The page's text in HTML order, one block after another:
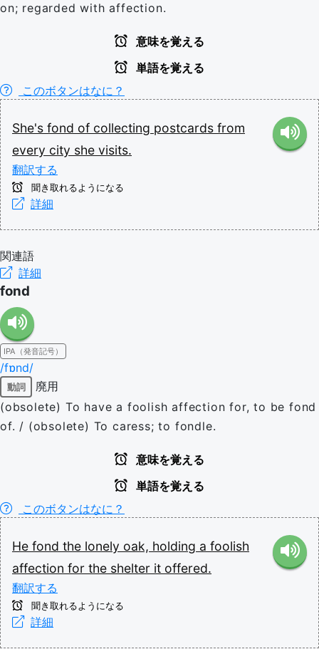
on; regarded with affection.
意味を覚える
単語を覚える
このボタンはなに？
She's fond of collecting postcards from
every city she visits.
翻訳する
聞き取れるようになる
詳細
関連語
詳細
fond
IPA（発音記号）
/fɒnd/
動詞
廃用
(obsolete) To have a foolish affection for, to be fond
of. / (obsolete) To caress; to fondle.
意味を覚える
単語を覚える
このボタンはなに？
He fond the lonely oak, holding a foolish
affection for the shelter it offered.
翻訳する
聞き取れるようになる
詳細